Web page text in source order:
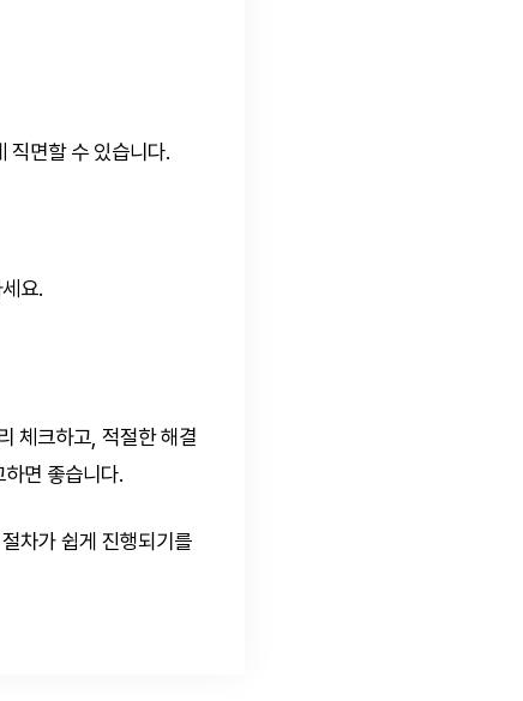
직면할 수 있습니다.
요.
체크하고, 적절한 해결
면 좋습니다.
차가 쉽게 진행되기를